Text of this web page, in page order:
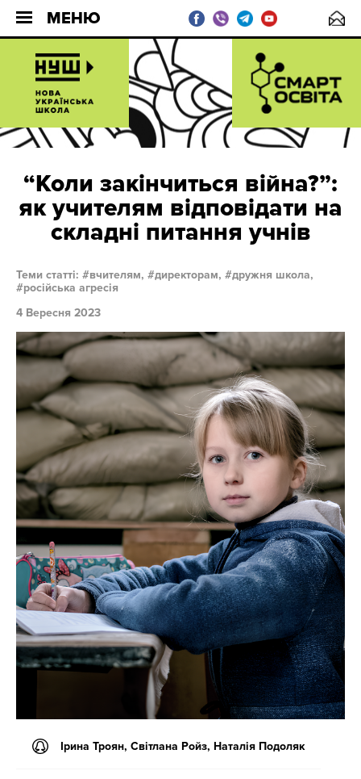
МЕНЮ
“Коли закінчиться війна?”:
як учителям відповідати на
складні питання учнів
Теми статті: вчителям, директорам,
дружня школа,
російська агресія
4 Вересня 2023
Ірина Троян, Світлана Ройз, Наталія Подоляк